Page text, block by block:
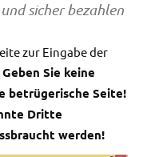
sicher bezahlen
zur Eingabe der
Geben Sie keine
betrügerische Seite!
Dritte
werden!